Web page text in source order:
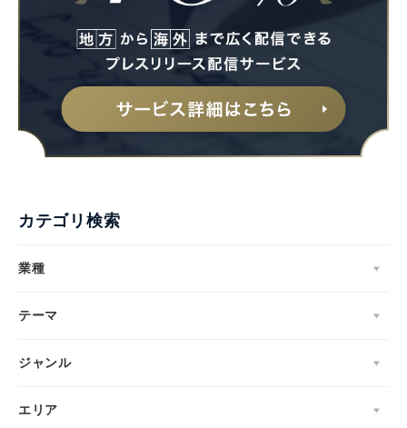
カテゴリ検索
業種
テーマ
ジャンル
エリア